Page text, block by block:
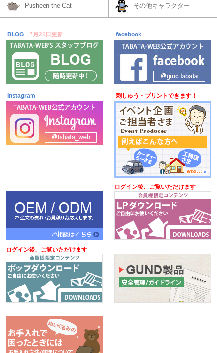
Pusheen the Cat その他キャラクター
BLOG 7月21日更新 facebook
Instagram 刺しゅう・プリントできます！
ログイン後、ご覧いただけます
ログイン後、ご覧いただけます